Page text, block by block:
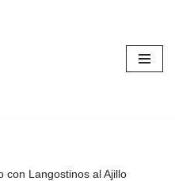
con Langostinos al Ajillo